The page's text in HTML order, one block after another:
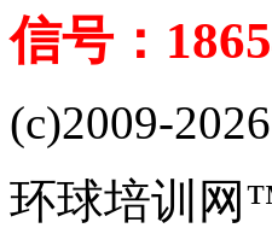
信号：
(c)2009-
环球培训网